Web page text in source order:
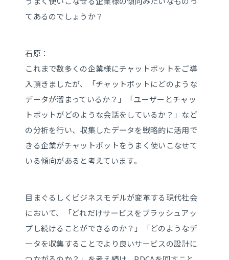
てあるのでしょうか？
石原：
これまで数多くの企業様にチャットボットをご導
入頂きましたが、「チャットボットにどのような
データが溜まっているか？」「ユーザーとチャッ
トボットがどのような会話をしているか？」など
の分析を行い、収集したデータを戦略的に活用で
きる企業がチャットボットをうまく使いこなせて
いる傾向があると考えています。
目まぐるしくビジネスモデルが変革する現代社会
において、「どれだけサービスをブラッシュアッ
プし続けることができるのか？」「どのようなデ
ータを収集することでより良いサービスの設計に